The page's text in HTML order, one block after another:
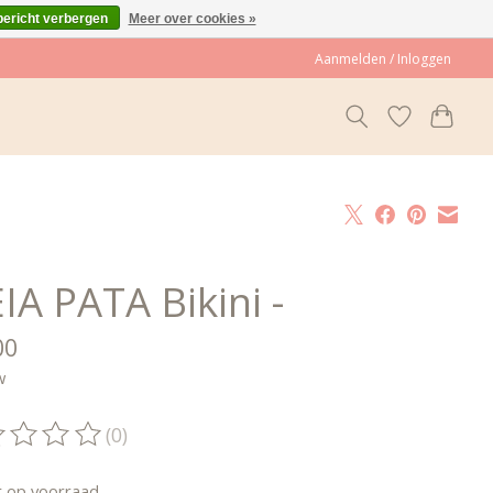
Aanmelden / Inloggen
PATA Bikini -
van dit product is
(0)
verbergen Meer over cookies »